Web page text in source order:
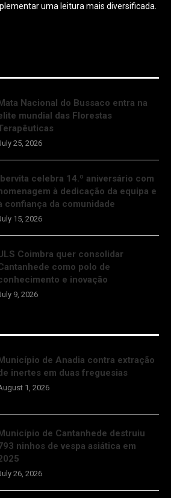
uma leitura mais diversificada.
Nacional do Bussaco entra na
mundial das Florestas
25, 2026
celebra 14.º aniversário com
à dedicação da equipa e
confiança da comunidade
15, 2026
Coimbra quer consolidar
como polo de
e inovação
9, 2026
de Anadia contra extração
inertes em duas freguesias
1, 2026
de Cantanhede destruiu
ninhos de vespa asiática em
26, 2026